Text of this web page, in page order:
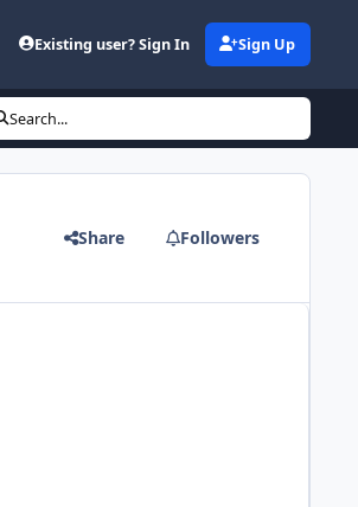
Existing user? Sign In Sign Up
Search...
Share Followers